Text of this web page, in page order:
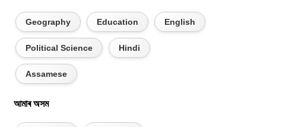
Geography Education English
Political Science Hindi
Assamese
আমাৰ অসম